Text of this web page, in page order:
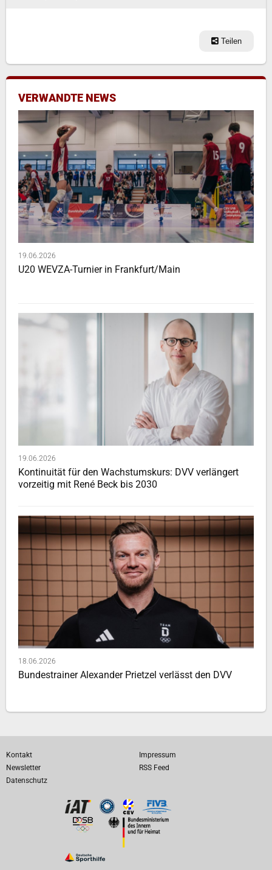
Teilen
VERWANDTE NEWS
19.06.2026
U20 WEVZA-Turnier in Frankfurt/Main
19.06.2026
Kontinuität für den Wachstumskurs: DVV verlängert
vorzeitig mit René Beck bis 2030
18.06.2026
Bundestrainer Alexander Prietzel verlässt den DVV
Kontakt
Impressum
Newsletter
RSS Feed
Datenschutz